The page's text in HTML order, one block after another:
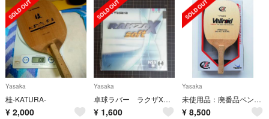
Yasaka
桂-KATURA-
¥ 2,000
Yasaka
卓球ラバー ラクザXソフト
¥ 1,600
Yasaka
未使用品：廃番品ペンラケット『ヴェルロイド』
¥ 8,500